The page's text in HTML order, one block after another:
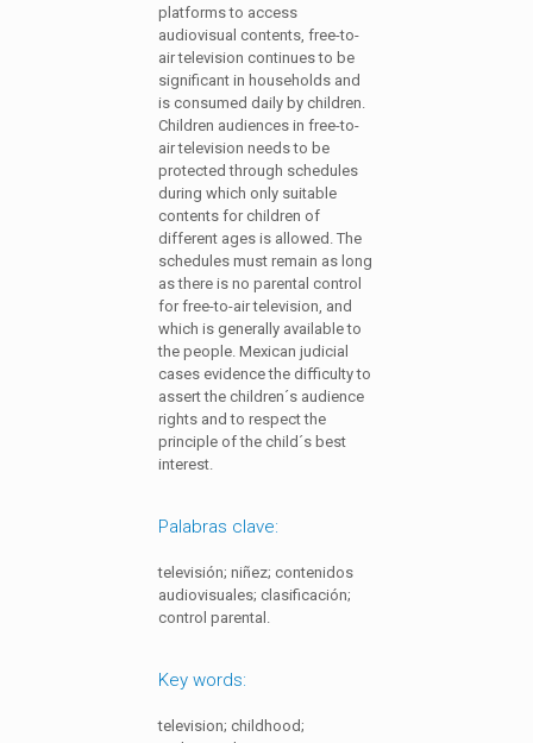
platforms to access
audiovisual contents, free-to-
air television continues to be
significant in households and
is consumed daily by children.
Children audiences in free-to-
air television needs to be
protected through schedules
during which only suitable
contents for children of
different ages is allowed. The
schedules must remain as long
as there is no parental control
for free-to-air television, and
which is generally available to
the people. Mexican judicial
cases evidence the difficulty to
assert the children´s audience
rights and to respect the
principle of the child´s best
interest.
Palabras clave:
televisión; niñez; contenidos
audiovisuales; clasificación;
control parental.
Key words:
television; childhood;